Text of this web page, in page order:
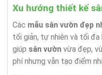
Xu hướng thiết kế
Các mẫu sân vườn đẹp
tối giản, tự nhiên và tối đa
giúp sân vườn vừa đẹp,
phí nhưng vẫn tạo điểm